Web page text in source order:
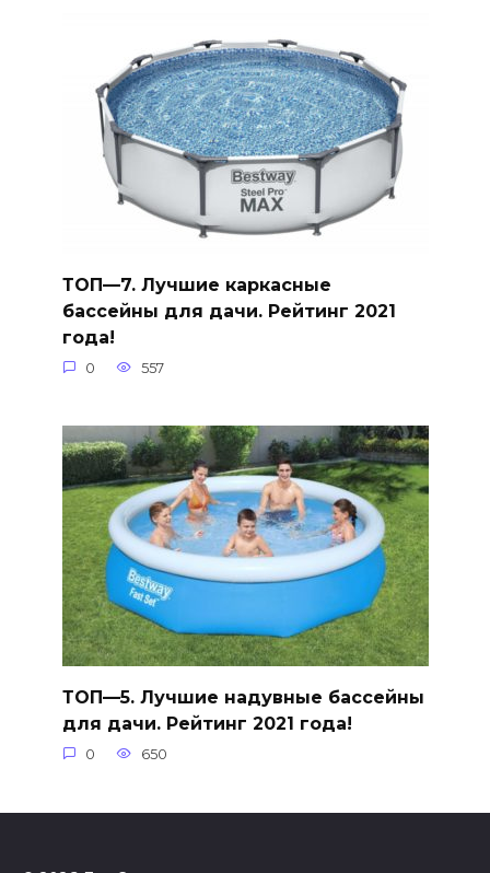
ТОП—7. Лучшие каркасные
бассейны для дачи. Рейтинг 2021
года!
0 557
ТОП—5. Лучшие надувные бассейны
для дачи. Рейтинг 2021 года!
0 650